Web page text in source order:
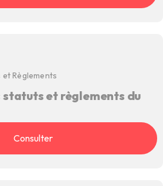
Règlements
statuts et règlements du
Consulter